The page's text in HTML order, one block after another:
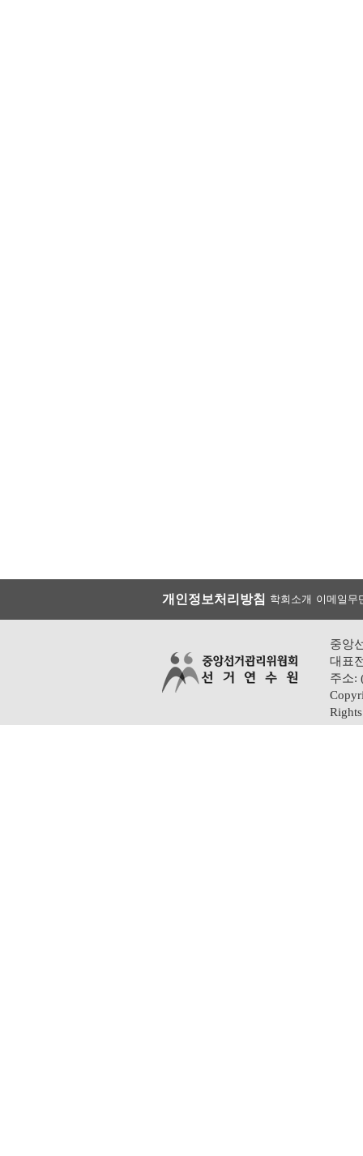
개인정보처리방침 학회소개 이메일무
중앙
대표
주소: